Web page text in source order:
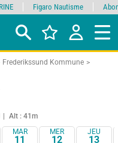
Frederikssund Kommune
Alt : 41m
MAR
11
MER
12
JEU
13
Figaro Nautisme